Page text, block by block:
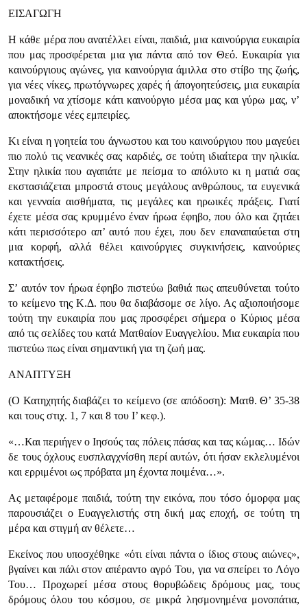
ΕΙΣΑΓΩΓΗ
Η κάθε μέρα που ανατέλλει είναι, παιδιά, μια καινούργια ευκαιρία
που μας προσφέρεται μια για πάντα από τον Θεό. Ευκαιρία για
καινούργιους αγώνες, για καινούργια άμιλλα στο στίβο της ζωής,
για νέες νίκες, πρωτόγνωρες χαρές ή άπογοητεύσεις, μια ευκαιρία
μοναδική να χτίσομε κάτι καινούργιο μέσα μας και γύρω μας, ν’
αποκτήσομε νέες εμπειρίες.
Κι είναι η γοητεία του άγνωστου και του καινούργιου που μαγεύει
πιο πολύ τις νεανικές σας καρδιές, σε τούτη ιδιαίτερα την ηλικία.
Στην ηλικία που αγαπάτε με πείσμα το απόλυτο κι η ματιά σας
εκστασιάζεται μπροστά στους μεγάλους ανθρώπους, τα ευγενικά
και γενναία αισθήματα, τις μεγάλες και ηρωικές πράξεις. Γιατί
έχετε μέσα σας κρυμμένο έναν ήρωα έφηβο, που όλο και ζητάει
κάτι περισσότερο απ’ αυτό που έχει, που δεν επαναπαύεται στη
μια κορφή, αλλά θέλει καινούργιες συγκινήσεις, καινούριες
κατακτήσεις.
Σ’ αυτόν τον ήρωα έφηβο πιστεύω βαθιά πως απευθύνεται τούτο
το κείμενο της Κ.Δ. που θα διαβάσομε σε λίγο. Ας αξιοποιήσομε
τούτη την ευκαιρία που μας προσφέρει σήμερα ο Κύριος μέσα
από τις σελίδες του κατά Ματθαίον Ευαγγελίου. Μια ευκαιρία που
πιστεύω πως είναι σημαντική για τη ζωή μας.
ΑΝΑΠΤΥΞΗ
(Ο Κατηχητής διαβάζει το κείμενο (σε απόδοση): Ματθ. Θ’ 35-38
και τους στιχ. 1, 7 και 8 του Ι’ κεφ.).
«…Και περιήγεν ο Ιησούς τας πόλεις πάσας και τας κώμας… Ιδών
δε τους όχλους ευσπλαγχνίσθη περί αυτών, ότι ήσαν εκλελυμένοι
και ερριμένοι ως πρόβατα μη έχοντα ποιμένα…».
Ας μεταφέρομε παιδιά, τούτη την εικόνα, που τόσο όμορφα μας
παρουσιάζει ο Ευαγγελιστής στη δική μας εποχή, σε τούτη τη
μέρα και στιγμή αν θέλετε…
Εκείνος που υποσχέθηκε «ότι είναι πάντα ο ίδιος στους αιώνες»,
βγαίνει και πάλι στον απέραντο αγρό Του, για να σπείρει το Λόγο
Του… Προχωρεί μέσα στους θορυβώδεις δρόμους μας, τους
δρόμους όλου του κόσμου, σε μικρά λησμονημένα μονοπάτια,